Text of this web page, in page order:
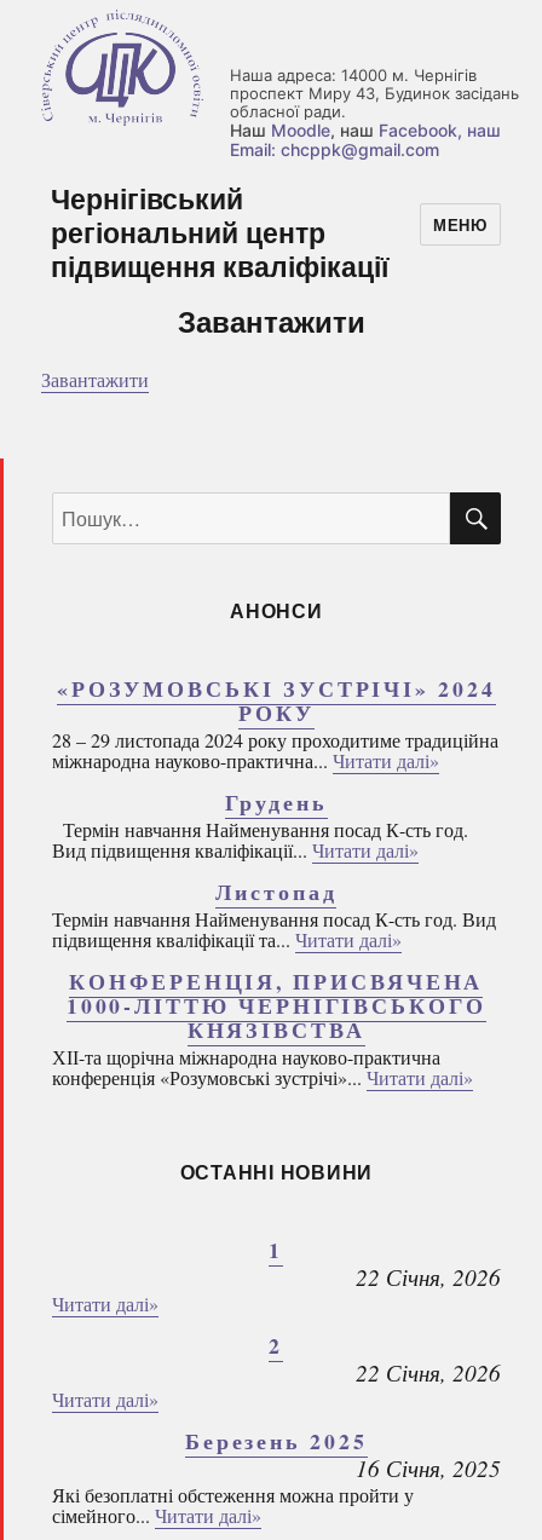
Наша адреса: 14000 м. Чернігів
проспект Миру 43, Будинок засідань
обласної ради.
Наш Moodle, наш Facebook, наш
Email: chcppk@gmail.com
Чернігівський
регіональний центр
підвищення кваліфікації
МЕНЮ
Завантажити
Завантажити
за
запитом:
АНОНСИ
«РОЗУМОВСЬКІ ЗУСТРІЧІ» 2024
РОКУ
28 – 29 листопада 2024 року проходитиме традиційна
міжнародна науково-практична... Читати далі»
Грудень
Термін навчання Найменування посад К-сть год.
Вид підвищення кваліфікації... Читати далі»
Листопад
Термін навчання Найменування посад К-сть год. Вид
підвищення кваліфікації та... Читати далі»
КОНФЕРЕНЦІЯ, ПРИСВЯЧЕНА
1000-ЛІТТЮ ЧЕРНІГІВСЬКОГО
КНЯЗІВСТВА
ХІІ-та щорічна міжнародна науково-практична
конференція «Розумовські зустрічі»... Читати далі»
ОСТАННІ НОВИНИ
1
22 Січня, 2026
Читати далі»
2
22 Січня, 2026
Читати далі»
Березень 2025
16 Січня, 2025
Які безоплатні обстеження можна пройти у
сімейного... Читати далі»